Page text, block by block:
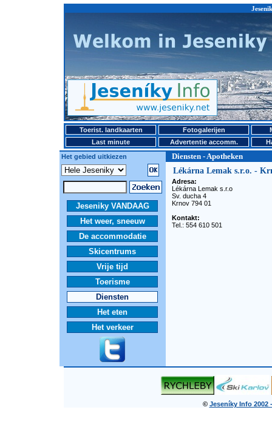
Toerist. landkaarten Fotogalerijen
Last minute
Advertentie accomm.
Het gebied uitkiezen
Diensten - Apotheken
Jeseniky VANDAAG
Het weer, sneeuw
De accommodatie
Skicentrums
Vrije tijd
Toerisme
Diensten
Het eten
Het verkeer
Lékárna Lemak s.r.o. -
Adresa:
Lékárna Lemak s.r.o
Sv. ducha 4
Krnov 794 01
Kontakt:
Tel.: 554 610 501
© Jeseníky Info 2002